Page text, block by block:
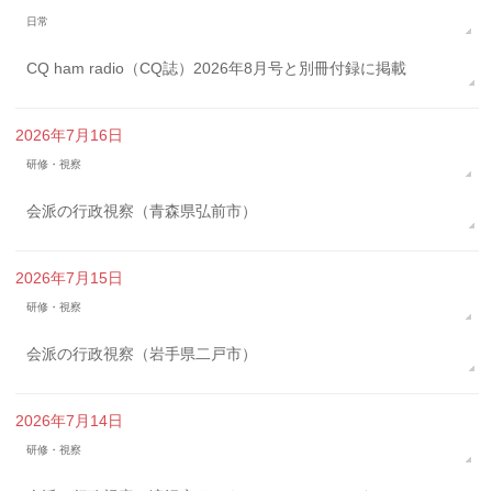
日常
CQ ham radio（CQ誌）2026年8月号と別冊付録に掲載
2026年7月16日
研修・視察
会派の行政視察（青森県弘前市）
2026年7月15日
研修・視察
会派の行政視察（岩手県二戸市）
2026年7月14日
研修・視察